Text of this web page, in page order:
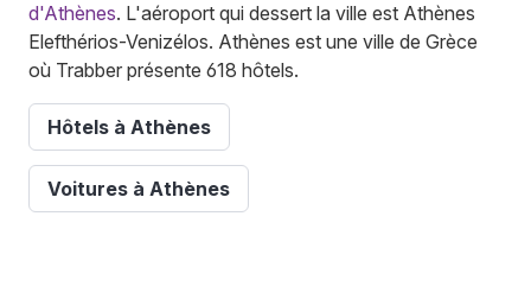
d'Athènes. L'aéroport qui dessert la ville est Athènes
Elefthérios-Venizélos. Athènes est une ville de Grèce
où Trabber présente 618 hôtels.
Hôtels à Athènes
Voitures à Athènes